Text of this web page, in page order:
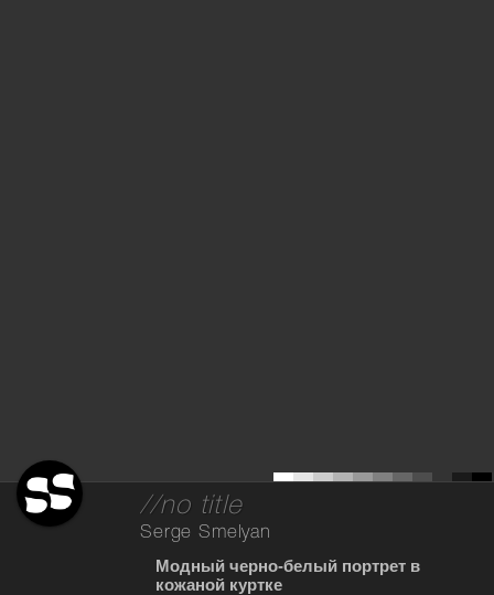
//no title
Serge Smelyan
Модный черно-белый портрет в
кожаной куртке